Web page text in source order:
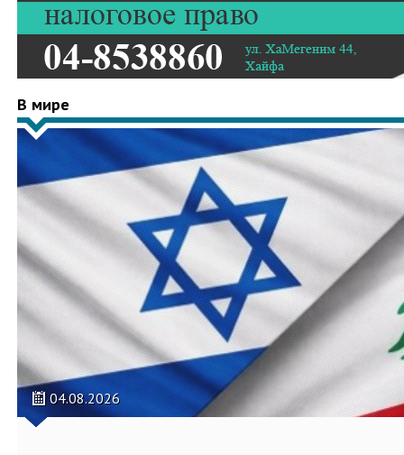
В мире
04.08.2026